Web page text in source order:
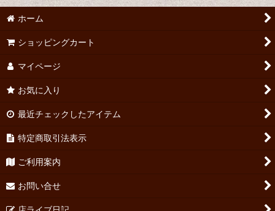
ホーム
ショッピングカート
マイページ
お気に入り
最近チェックしたアイテム
特定商取引法表示
ご利用案内
お問い合せ